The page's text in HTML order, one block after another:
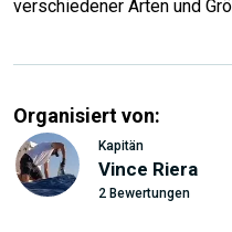
verschiedener Arten und
Organisiert von:
Kapitän
Vince Riera
2 Bewertungen